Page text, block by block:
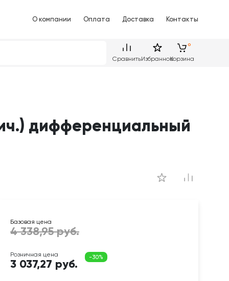
О компании Оплата Доставка Контакты
СравнитьИзбранноеКорзина
дифференциальный
3 037,27 руб.